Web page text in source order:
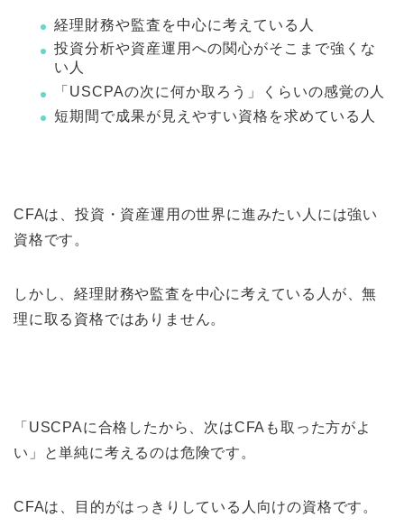
経理財務や監査を中心に考えている人
投資分析や資産運用への関心がそこまで強くな
い人
「USCPAの次に何か取ろう」くらいの感覚の人
短期間で成果が見えやすい資格を求めている人
CFAは、投資・資産運用の世界に進みたい人には強い
資格です。
しかし、経理財務や監査を中心に考えている人が、無
理に取る資格ではありません。
「USCPAに合格したから、次はCFAも取った方がよ
い」と単純に考えるのは危険です。
CFAは、目的がはっきりしている人向けの資格です。